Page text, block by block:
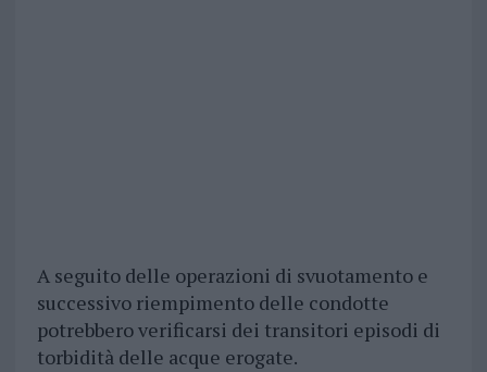
A seguito delle operazioni di svuotamento e
successivo riempimento delle condotte
potrebbero verificarsi dei transitori episodi di
torbidità delle acque erogate.